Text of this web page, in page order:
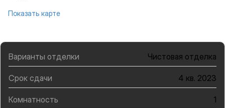
Показать карте
Варианты отделки Чистовая отделка
Срок сдачи 4 кв. 2023
Комнатность 1